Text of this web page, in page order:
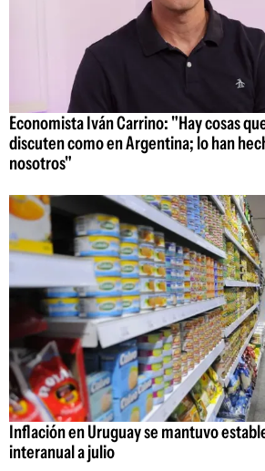
Economista Iván Carrino: "Hay cosas
discuten como en Argentina; lo han
nosotros"
Inflación en Uruguay se mantuvo
interanual a julio